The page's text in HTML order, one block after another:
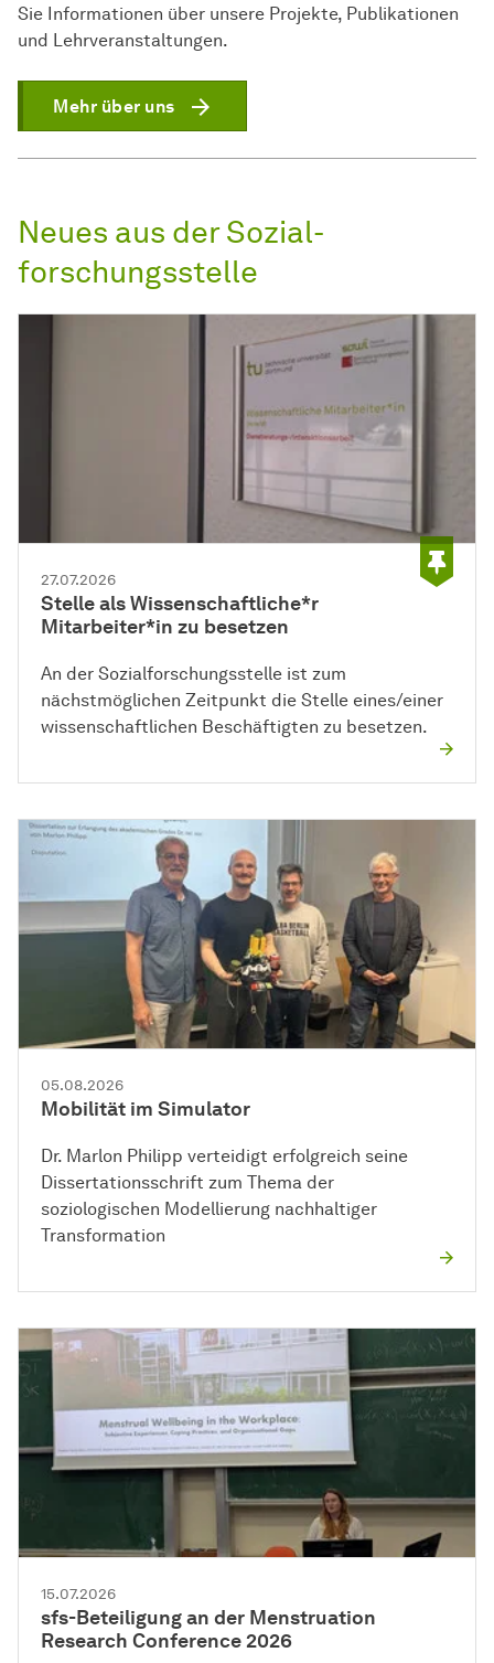
Sie Informationen über unsere Projekte, Publikationen
und Lehrveranstaltungen.
Mehr über uns
Neues aus derSozial­
forschungs­stelle
27.07.2026
Stelle als Wissenschaftliche*r
Mitarbeiter*in zu besetzen
An der Sozial­forschungs­stelle ist zum
nächstmöglichen Zeitpunkt die Stelle eines/einer
wissenschaftlichen Beschäftigten zu besetzen.
05.08.2026
Mobilität im Simulator
Dr. Marlon Philipp verteidigt erfolgreich seine
Dissertationsschrift zum Thema der
soziologischen Modellierung nachhaltiger
Transformation
15.07.2026
sfs-Beteiligung an der Menstruation
Research Conference 2026